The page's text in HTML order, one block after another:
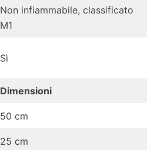
Non infiammabile, classificato
M1
Sì
Dimensioni
50 cm
25 cm